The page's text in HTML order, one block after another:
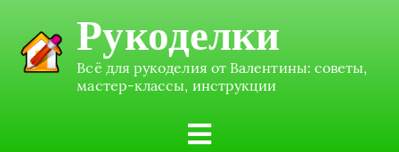
Рукоделки
Всё для рукоделия от Валентины: советы,
мастер-классы, инструкции